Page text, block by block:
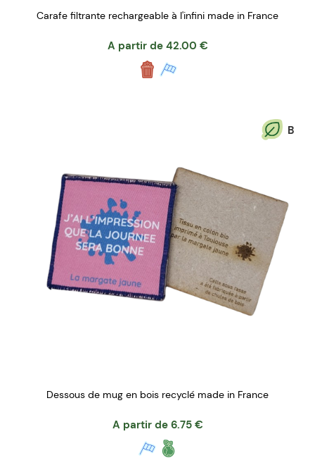
Carafe filtrante rechargeable à l'infini made in France
A partir de 42.00 €
B
Dessous de mug en bois recyclé made in France
A partir de 6.75 €